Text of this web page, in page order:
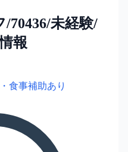
70436/未経験/
報
食事補助あり